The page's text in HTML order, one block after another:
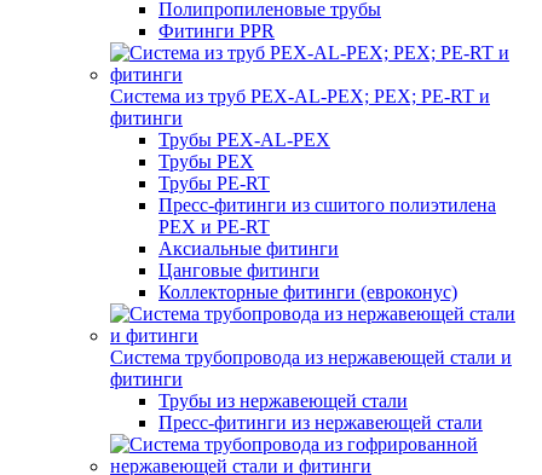
Полипропиленовые трубы
Фитинги PPR
Система из труб PEX-AL-PEX; PEX; PE-RT и
фитинги
Трубы PEX-AL-PEX
Трубы PEX
Трубы PE-RT
Пресс-фитинги из сшитого полиэтилена
PEX и PE-RT
Аксиальные фитинги
Цанговые фитинги
Коллекторные фитинги (евроконус)
Система трубопровода из нержавеющей стали и
фитинги
Трубы из нержавеющей стали
Пресс-фитинги из нержавеющей стали